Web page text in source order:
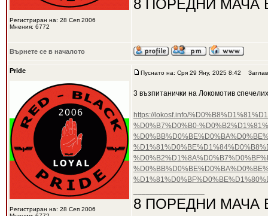
Регистриран на: 28 Сеп 2006
Мнения: 6772
8 ПОРЕДНИ МАЧА
Върнете се в началото
Pride
Регистриран на: 28 Сеп 2006
Пуснато на: Сря 29 Яну, 2025 8:42
3 възпитанички на Локомотив
https://lokosf.info/
%D0%B7%D0%B0-
8 ПОРЕДНИ МАЧА